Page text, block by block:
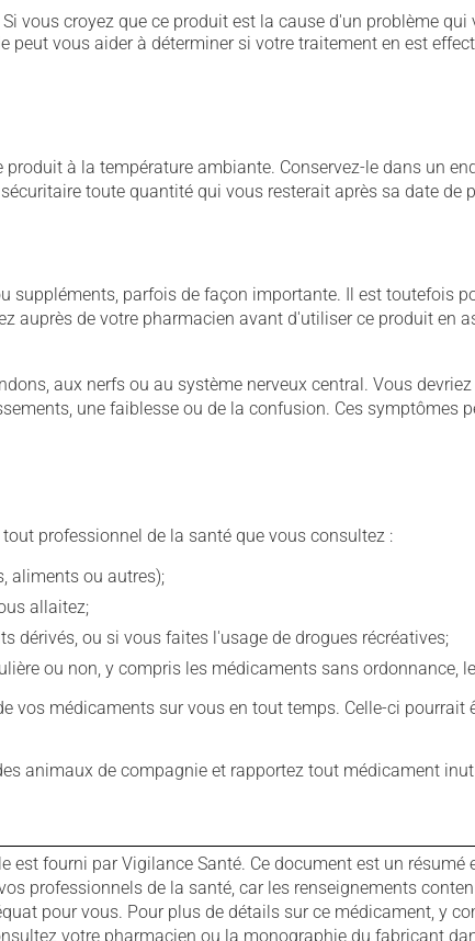
vous croyez que ce produit est la cause d'un problème
vous aider à déterminer si votre traitement en est
à la température ambiante. Conservez-le dans un
toute quantité qui vous resterait après sa date de
suppléments, parfois de façon importante. Il est toutefois
auprès de votre pharmacien avant d'utiliser ce produit en
aux nerfs ou au système nerveux central. Vous
une faiblesse ou de la confusion. Ces symptômes
professionnel de la santé que vous consultez :
aliments ou autres);
allaitez;
dérivés, ou si vous faites l'usage de drogues récréatives;
ou non, y compris les médicaments sans ordonnance,
vos médicaments sur vous en tout temps. Celle-ci
animaux de compagnie et rapportez tout médicament
fourni par Vigilance Santé. Ce document est un
professionnels de la santé, car les renseignements
pour vous. Pour plus de détails sur ce médicament, y
votre pharmacien ou la monographie du fabricant